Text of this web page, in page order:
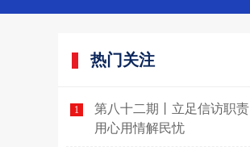
热门关注
1
第八十二期丨立足信访职责
用心用情解民忧